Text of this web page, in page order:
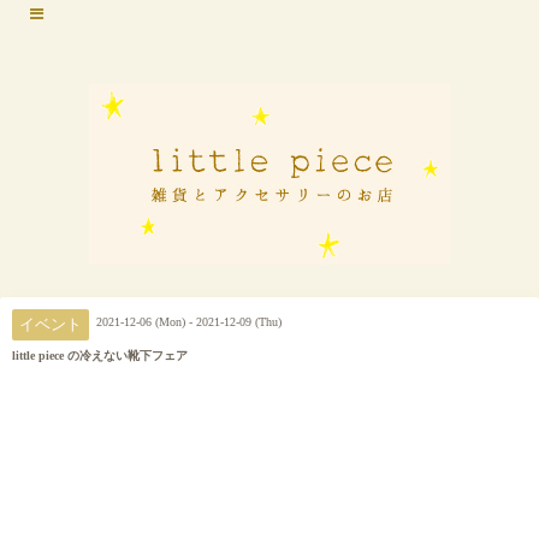
イベント 2021-12-06 (Mon) - 2021-12-09 (Thu)
little piece の冷えない靴下フェア